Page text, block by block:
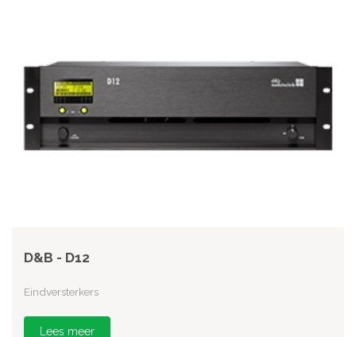
D&B - D12
Eindversterkers
Lees meer